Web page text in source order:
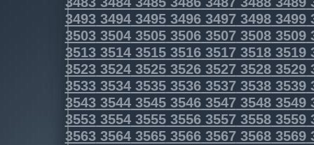
3493349434953496349734983499
3503350435053506350735083509
3513351435153516351735183519
3523352435253526352735283529
3533353435353536353735383539
3543354435453546354735483549
3553355435553556355735583559
3563356435653566356735683569